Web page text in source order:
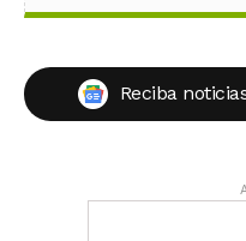
Reciba